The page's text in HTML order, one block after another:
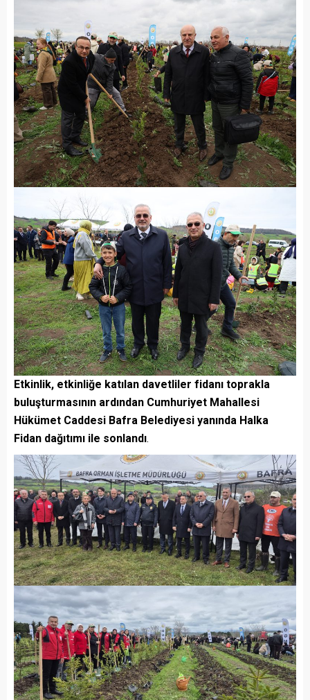
Etkinlik, etkinliğe katılan davetliler fidanı toprakla
buluşturmasının ardından Cumhuriyet Mahallesi
Hükümet Caddesi Bafra Belediyesi yanında Halka
Fidan dağıtımı ile sonlandı.